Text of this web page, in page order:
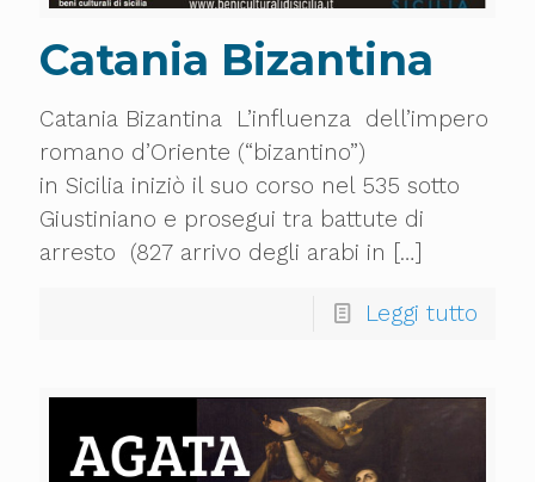
Catania Bizantina
Catania Bizantina L’influenza dell’impero
romano d’Oriente (“bizantino”)
in Sicilia iniziò il suo corso nel 535 sotto
Giustiniano e prosegui tra battute di
arresto (827 arrivo degli arabi in […]
Leggi tutto